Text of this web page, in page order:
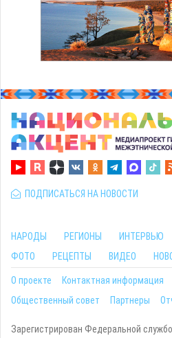
ПОДПИСАТЬСЯ НА НОВОСТИ
НАРОДЫ РЕГИОНЫ ИНТЕРВЬЮ
ФОТО
РЕЦЕПТЫ ВИДЕО
О проекте Контактная информация
Общественный совет
Партнеры
Зарегистрирован Федеральной